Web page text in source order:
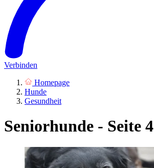
Verbinden
Homepage
Hunde
Gesundheit
Seniorhunde - Seite 4